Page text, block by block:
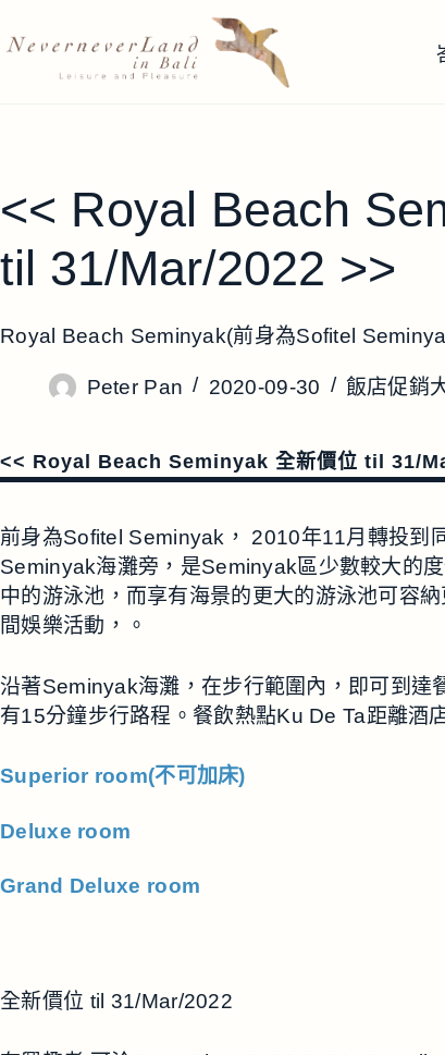
至
<< Royal Beach
til 31/Mar/2022 >>
Royal Beach Seminyak(前身為Sofitel
Peter Pan 2020-09-30 飯店促銷
<< Royal Beach Seminyak 全新價位 til 31/
前身為Sofitel Seminyak， 2010年11月轉投到
Seminyak海灘旁，是Seminyak區少數較大的
中的游泳池，而享有海景的更大的游泳池可容
間娛樂活動，。
沿著Seminyak海灘，在步行範圍內，即可到
有15分鐘步行路程。餐飲熱點Ku De Ta距離酒
Superior room(不可加床)
Deluxe room
Grand Deluxe room
全新價位 til 31/Mar/2022